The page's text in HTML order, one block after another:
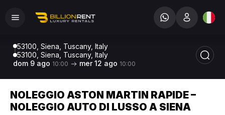
53100, Siena, Tuscany, Italy
53100, Siena, Tuscany, Italy
dom 9 ago 10:00 mer 12 ago 10:00
NOLEGGIO ASTON MARTIN RAPIDE –
NOLEGGIO AUTO DI LUSSO A SIENA